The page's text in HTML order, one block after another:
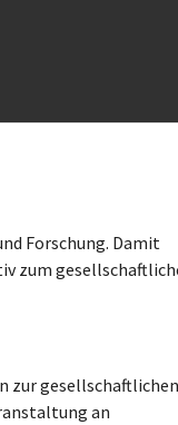
Forschung. Damit
zum
zur gesellschaftlichen
an